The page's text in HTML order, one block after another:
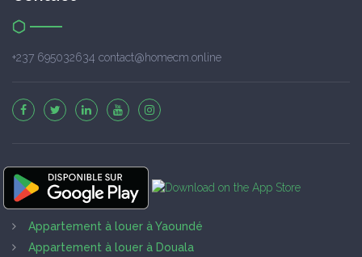
+237 695032634 contact@homecm.online
Appartement à louer à Yaoundé
Appartement à louer à Douala